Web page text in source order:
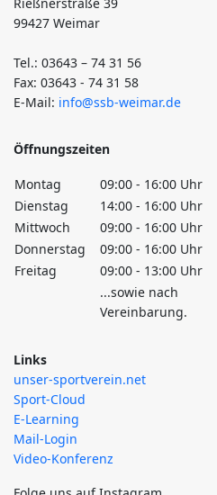
99427 Weimar
Tel.: 03643 – 74 31 56
Fax: 03643 - 74 31 58
E-Mail: info@ssb-weimar.de
Öffnungszeiten
Montag
09:00 - 16:00 Uhr
Dienstag
14:00 - 16:00 Uhr
Mittwoch
09:00 - 16:00 Uhr
Donnerstag
09:00 - 16:00 Uhr
Freitag
09:00 - 13:00 Uhr
...sowie nach
Vereinbarung.
Links
unser-sportverein.net
Sport-Cloud
E-Learning
Mail-Login
Video-Konferenz